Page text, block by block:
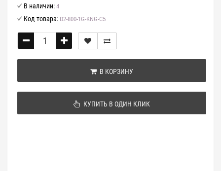
В наличии: 4
Код товара: D2-800-1G-KNG-C5
В КОРЗИНУ
КУПИТЬ В ОДИН КЛИК